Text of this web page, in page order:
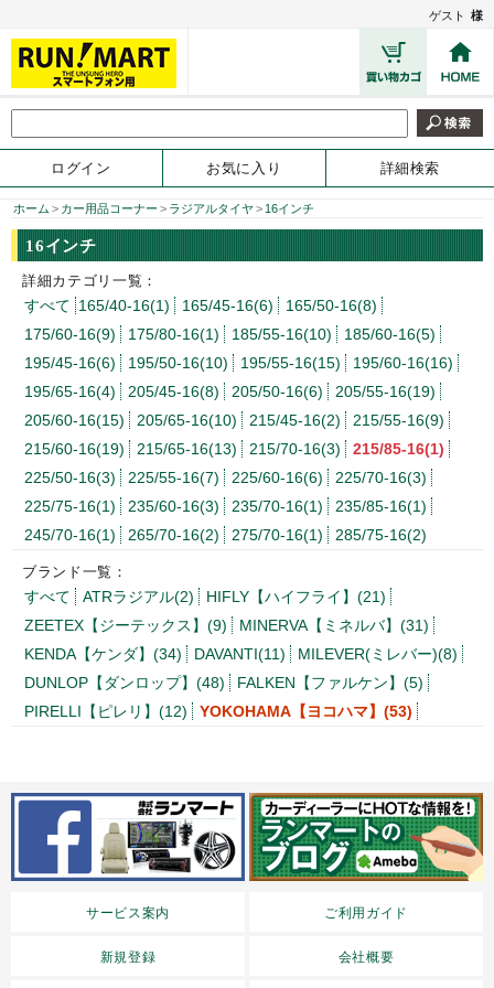
ゲスト 様
ログイン お気に入り 詳細検索
ホーム > カー用品コーナー > ラジアルタイヤ > 16インチ
16インチ
詳細カテゴリ一覧：
すべて 165/40-16(1) 165/45-16(6)
165/50-16(8)
175/60-16(9)
175/80-16(1) 185/55-16(10)
185/60-16(5)
195/45-16(6)
195/50-16(10) 195/55-16(15)
195/60-16(16)
195/65-16(4)
205/45-16(8) 205/50-16(6)
205/55-16(19)
205/60-16(15)
205/65-16(10) 215/45-16(2)
215/55-16(9)
215/60-16(19)
215/65-16(13) 215/70-16(3)
215/85-16(1)
225/50-16(3)
225/55-16(7) 225/60-16(6)
225/70-16(3)
225/75-16(1)
235/60-16(3) 235/70-16(1)
235/85-16(1)
245/70-16(1)
265/70-16(2) 275/70-16(1) 285/75-16(2)
ブランド一覧：
すべて ATRラジアル(2)
HIFLY【ハイフライ】(21)
ZEETEX【ジーテックス】(9)
MINERVA【ミネルバ】(31)
KENDA【ケンダ】(34)
DAVANTI(11)
MILEVER(ミレバー)(8)
DUNLOP【ダンロップ】(48)
FALKEN【ファルケン】(5)
PIRELLI【ピレリ】(12)
YOKOHAMA【ヨコハマ】(53)
サービス案内 ご利用ガイド
新規登録 会社概要